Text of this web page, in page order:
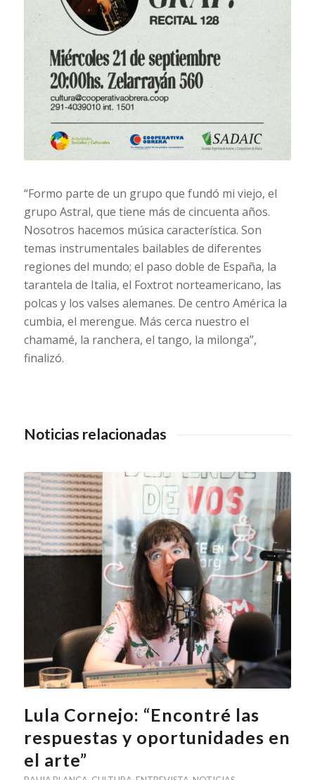
“Formo parte de un grupo que fundó mi viejo, el
grupo Astral, que tiene más de cincuenta años.
Nosotros hacemos música característica. Son
temas instrumentales bailables de diferentes
regiones del mundo; el paso doble de España, la
tarantela de Italia, el Foxtrot norteamericano, las
polcas y los valses alemanes. De centro América la
cumbia, el merengue. Más cerca nuestro el
chamamé, la ranchera, el tango, la milonga”,
finalizó.
Noticias relacionadas
Lula Cornejo: “Encontré las
respuestas y oportunidades en
el arte”